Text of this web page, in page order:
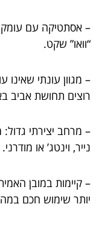
– אסתטיקה עם עומק:
“וואו” שקט.
– מגוון עונתי שאינו
רוצים תחושת אביב
– מרחב יצירתי
נייר, וינטג’ או מודרני.
– קיימות במובן
יותר שימוש חכם